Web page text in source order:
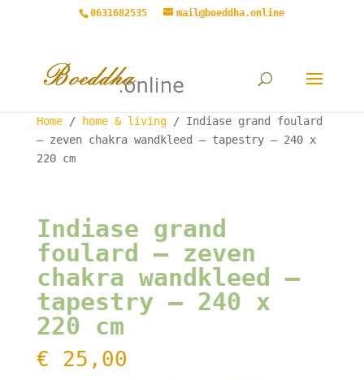
0631682535 mail@boeddha.online
Home/ home & living/ Indiase grand foulard
– zeven chakra wandkleed – tapestry – 240 x
220 cm
Indiase grand
foulard – zeven
chakra wandkleed –
tapestry – 240 x
220 cm
€ 25,00